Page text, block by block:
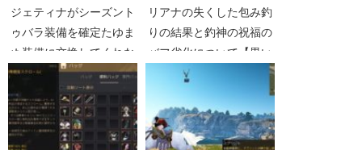
ジェティナがシーズント
ゥバラ装備を確定たゆま
ぬ装備に交換してくれな
い件【黒い砂漠
Part3831】
リアナの失くした包み釣
りの結果と釣神の祝福の
バフ劣化について【黒い
砂漠Part4176】